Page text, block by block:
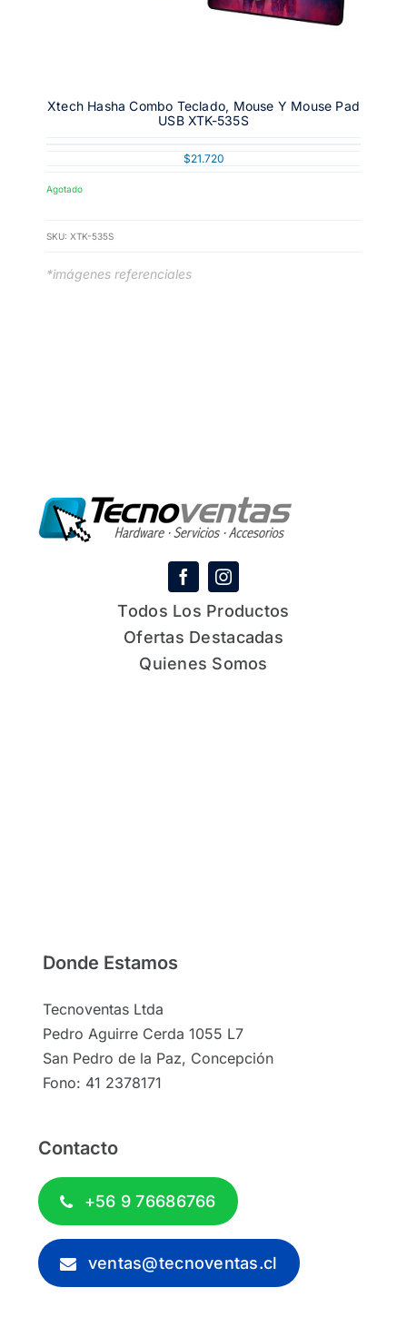
Xtech Hasha Combo Teclado, Mouse Y Mouse Pad
USB XTK-535S
$21.720
Agotado
SKU: XTK-535S
*imágenes referenciales
Todos Los Productos
Ofertas Destacadas
Quienes Somos
Donde Estamos
Tecnoventas Ltda
Pedro Aguirre Cerda 1055 L7
San Pedro de la Paz, Concepción
Fono: 41 2378171
Contacto
+56 9 76686766
ventas@tecnoventas.cl